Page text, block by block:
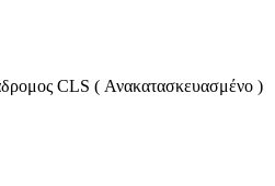
CLS ( Ανακατασκευασμένο )